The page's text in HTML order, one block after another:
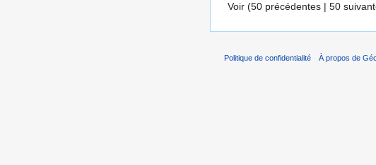
Voir (50 précédentes | 50
Politique de confidentialité À propos de